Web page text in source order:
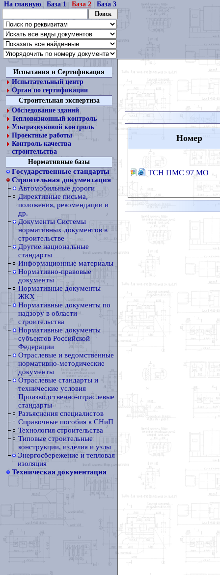
На главную| База 1| База 2| База 3
Испытания и Сертификация
Испытательный центр
Орган по сертификации
Строительная экспертиза
Обследование зданий
Тепловизионный контроль
Ультразвуковой контроль
Проектные работы
Контроль качества
строительства
Нормативные базы
Государственные стандарты
Строительная документация
Автомобильные дороги
Директивные письма,
положения, рекомендации и
др.
Документы Системы
нормативных документов в
строительстве
Другие национальные
стандарты
Информационные материалы
Нормативно-правовые
документы
Нормативные документы
ЖКХ
Нормативные документы по
надзору в области
строительства
Нормативные документы
субъектов Российской
Федерации
Отраслевые и ведомственные
нормативно-методические
документы
Отраслевые стандарты и
технические условия
Производственно-отраслевые
стандарты
Разъяснения специалистов
Справочные пособия к СНиП
Технология строительства
Типовые строительные
конструкции, изделия и узлы
Энергосбережение и тепловая
изоляция
Техническая документация
Номер
ТСН ПМС 97 МО